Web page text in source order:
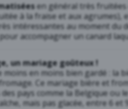
en général très fruitées
à la fraise et aux agrumes),
intéressantes au moment du
accompagner un canard
un mariage goûteux !
moins en moins bien gardé : la
Ce mariage bière et
pays comme la Belgique ou le
mais pas glacée, entre 6 et